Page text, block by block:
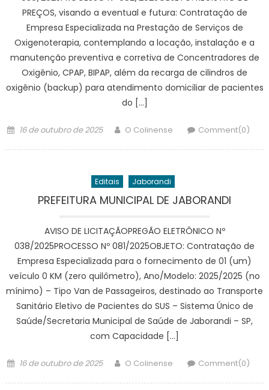
PREÇOS, visando a eventual e futura: Contratação de
Empresa Especializada na Prestação de Serviços de
Oxigenoterapia, contemplando a locação, instalação e a
manutenção preventiva e corretiva de Concentradores de
Oxigênio, CPAP, BIPAP, além da recarga de cilindros de
oxigênio (backup) para atendimento domiciliar de pacientes
do […]
Posted
16 de outubro de 2025 Author
O Colinense Comment(0)
Editais Jaborandi
PREFEITURA MUNICIPAL DE JABORANDI
AVISO DE LICITAÇÃOPREGÃO ELETRÔNICO Nº
038/2025PROCESSO Nº 081/2025OBJETO: Contratação de
Empresa Especializada para o fornecimento de 01 (um)
veículo 0 KM (zero quilômetro), Ano/Modelo: 2025/2025 (no
mínimo) – Tipo Van de Passageiros, destinado ao Transporte
Sanitário Eletivo de Pacientes do SUS – Sistema Único de
Saúde/Secretaria Municipal de Saúde de Jaborandi – SP,
com Capacidade […]
Posted
16 de outubro de 2025 Author
O Colinense Comment(0)